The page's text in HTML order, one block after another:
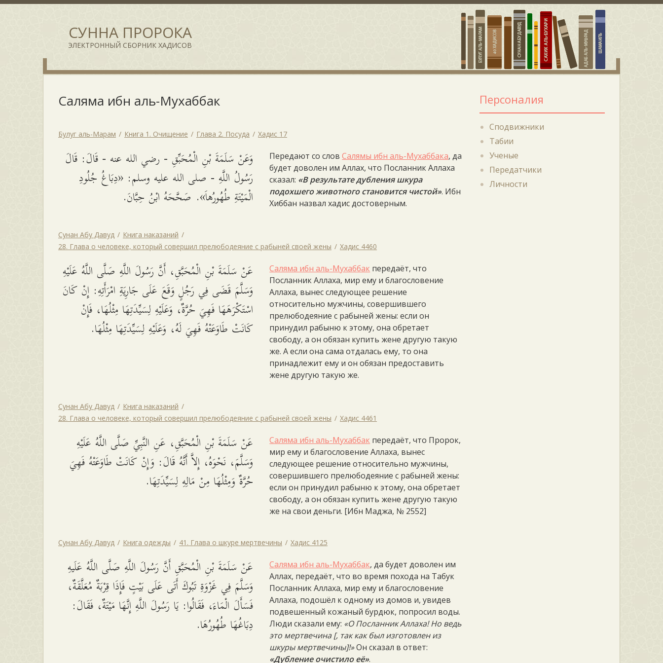
СУННА ПРОРОКА
ЭЛЕКТРОННЫЙ СБОРНИК ХАДИСОВ
Саляма ибн аль-Мухаббaк
Булуг аль-Марам Книга 1. Очищение Глава 2. Посуда Хадис 17
وَعَنْ سَلَمَةَ بْنِ الْمُحَبِّقِ - رضي الله عنه - قَالَ: قَالَ
رَسُولُ اللَّهِ - صلى الله عليه وسلم: «دِبَاغُ جُلُودِ
الْمَيْتَةِ طُهُورُهاَ». صَحَّحَهُ ابْنُ حِبَّانَ.
Передают со словСалямы ибн аль-Мухаббака, да
будет доволен им Аллах, что Посланник Аллаха
сказал: «В результате дубления шкура
подохшего животного становится чистой». Ибн
Хиббан назвал хадис достоверным.
Сунан Абу Давуд
Книга наказаний
28. Глава о человеке, который совершил прелюбодеяние с рабыней своей жены
Хадис 4460
عَنْ سَلَمَةَ بْنِ الْمُحَبَّقِ، أَنَّ رَسُولَ اللَّهِ صَلَّى اللَّهُ عَلَيْهِ
وَسَلَّمَ قَضَى فِي رَجُلٍ وَقَعَ عَلَى جَارِيَةِ امْرَأَتِهِ: إِنْ كَانَ
اسْتَكْرَهَهَا فَهِيَ حُرَّةٌ، وَعَلَيْهِ لِسَيِّدَتِهَا مِثْلُهَا، فَإِنْ
كَانَتْ طَاوَعَتْهُ فَهِيَ لَهُ، وَعَلَيْهِ لِسَيِّدَتِهَا مِثْلُهَا.
Саляма ибн аль-Мухаббак передаёт, что
Посланник Аллаха, мир ему и благословение
Аллаха, вынес следующее решение
относительно мужчины, совершившего
прелюбодеяние с рабыней жены: если он
принудил рабыню к этому, она обретает
свободу, а он обязан купить жене другую такую
же. А если она сама отдалась ему, то она
принадлежит ему и он обязан предоставить
жене другую такую же.
Сунан Абу Давуд
Книга наказаний
28. Глава о человеке, который совершил прелюбодеяние с рабыней своей жены
Хадис 4461
عَنْ سَلَمَةَ بْنِ الْمُحَبَّقِ، عَنِ النَّبِيِّ صَلَّى اللَّهُ عَلَيْهِ
وَسَلَّمَ، نَحْوَهُ، إِلاَّ أَنَّهُ قَالَ: وَإِنْ كَانَتْ طَاوَعَتْهُ فَهِيَ
حُرَّةٌ وَمِثْلُهَا مِنْ مَالِهِ لِسَيِّدَتِهَا.
Саляма ибн аль-Мухаббак передаёт, что Пророк,
мир ему и благословение Аллаха, вынес
следующее решение относительно мужчины,
совершившего прелюбодеяние с рабыней жены:
если он принудил рабыню к этому, она обретает
свободу, а он обязан купить жене другую такую
же на свои деньги. [Ибн Маджа, № 2552]
Сунан Абу Давуд Книга одежды 41. Глава о шкуре мертвечины Хадис 4125
عَنْ سَلَمَةَ بْنِ الْمُحَبَّقِ أَنَّ رَسُولَ اللَّهِ صَلَّى اللَّهُ عَلَيهِ
وَسَلَّمَ فِي غَزْوَةِ تَبُوكَ أَتَى عَلَى بَيْتٍ فَإِذَا قِرْبَةٌ مُعَلَّقَةٌ،
فَسَأَلَ الْمَاءَ، فَقَالُوا: يَا رَسُولَ اللَّهِ إِنَّهَا مَيْتَةٌ، فَقَالَ:
دِبَاغُهَا طُهُورُهَا.
Саляма ибн аль-Мухаббак, да будет доволен им
Аллах, передаёт, что во время похода на Табук
Посланник Аллаха, мир ему и благословение
Аллаха, подошёл к одному из домов и, увидев
подвешенный кожаный бурдюк, попросил воды.
Люди сказали ему: «О Посланник Аллаха! Но ведь
это мертвечина [, так как был изготовлен из
шкуры мертвечины]!»Он сказал в ответ:
«Дубление очистило её».
Персоналия
Сподвижники
Табии
Ученые
Передатчики
Личности